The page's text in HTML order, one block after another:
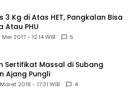
3 Kg di Atas HET, Pangkalan Bisa
Atau PHU
2017 - 12:14 WIB 5
Sertifikat Massal di Subang
Ajang Pungli
2018 - 17:31 WIB 4